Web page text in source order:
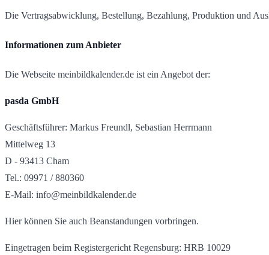
Die Vertragsabwicklung, Bestellung, Bezahlung, Produktion und
Informationen zum Anbieter
Die Webseite meinbildkalender.de ist ein Angebot der:
pasda GmbH
Geschäftsführer: Markus Freundl, Sebastian Herrmann
Mittelweg 13
D - 93413 Cham
Tel.: 09971 / 880360
E-Mail: info@meinbildkalender.de
Hier können Sie auch Beanstandungen vorbringen.
Eingetragen beim Registergericht Regensburg: HRB 10029